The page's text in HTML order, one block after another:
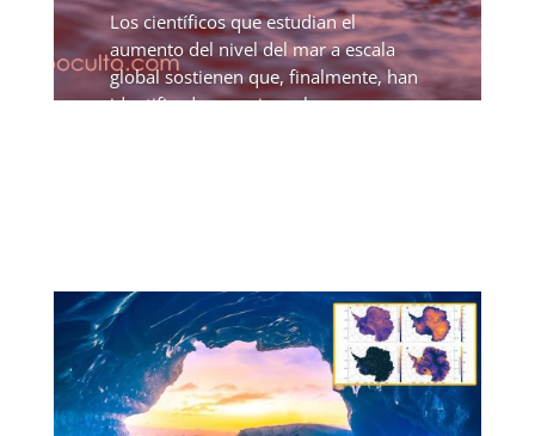
Los científicos que estudian el
aumento del nivel del mar a escala
global sostienen que, finalmente, han
identificado una pieza clave que